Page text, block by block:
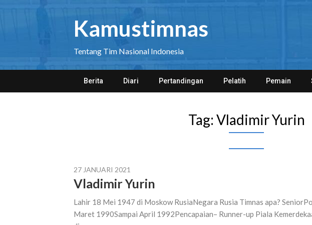
Kamustimnas
Tentang Tim Nasional Indonesia
Berita Diari Pertandingan Pelatih Pemain
Tag: Vladimir Yurin
27 JANUARI 2021
Vladimir Yurin
Lahir 18 Mei 1947 di Moskow RusiaNegara Rusia Timnas apa?
Maret 1990Sampai April 1992Pencapaian– Runner-up Piala